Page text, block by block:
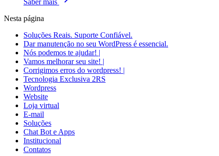
Saber mais
Nesta página
Soluções Reais. Suporte Confiável.
Dar manutenção no seu WordPress é essencial.
Nós podemos te ajudar! |
Vamos melhorar seu site! |
Corrigimos erros do wordpress! |
Tecnologia Exclusiva 2RS
Wordpress
Website
Loja virtual
E-mail
Soluções
Chat Bot e Apps
Institucional
Contatos